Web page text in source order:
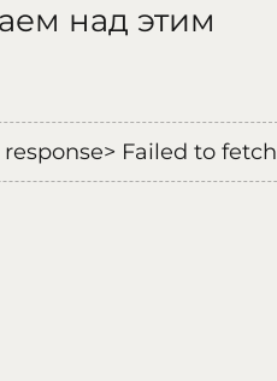
над этим
Failed to fetch